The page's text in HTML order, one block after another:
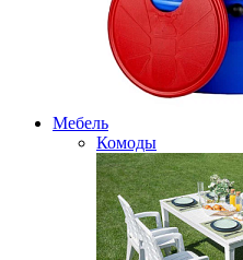
Мебель
Комоды